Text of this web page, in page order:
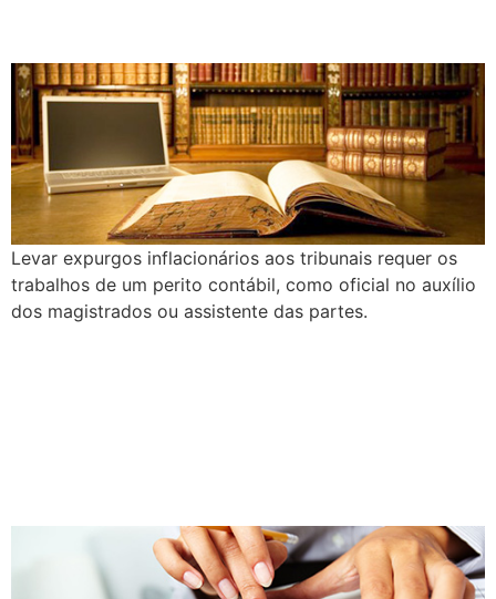
Levar expurgos inflacionários aos tribunais requer os
trabalhos de um perito contábil, como oficial no auxílio
dos magistrados ou assistente das partes.